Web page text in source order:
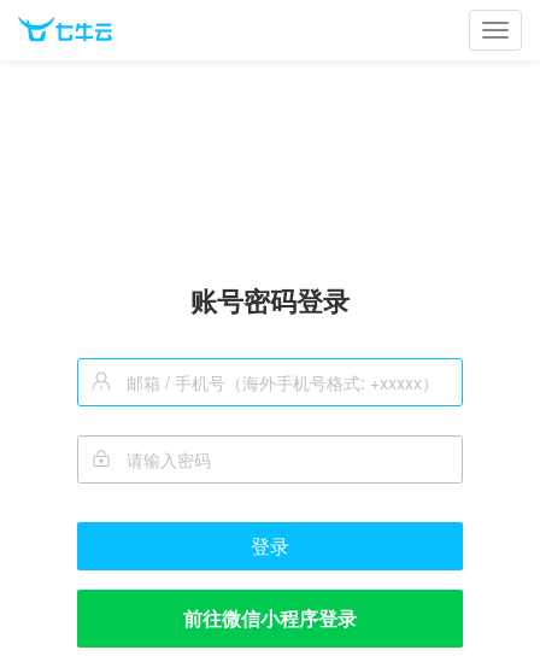
账号密码登录
登录
前往微信小程序登录